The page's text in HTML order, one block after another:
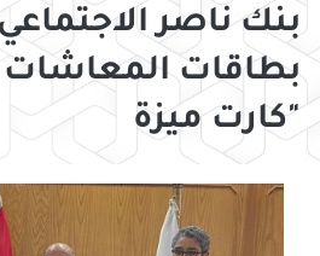
بنك ناصر
بطاقات المعاشات
"كارت ميزة